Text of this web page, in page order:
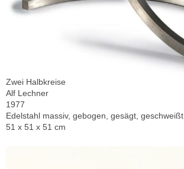
Zwei Halbkreise
Alf Lechner
1977
Edelstahl massiv, gebogen, gesägt, geschweißt
51 x 51 x 51 cm